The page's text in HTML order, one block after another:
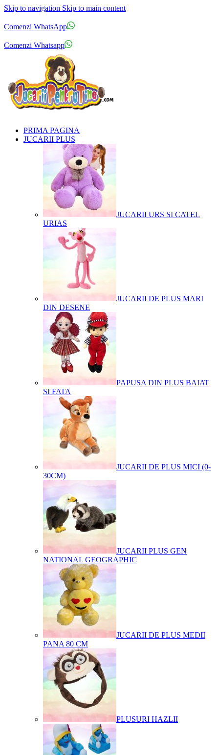
Skip to navigation Skip to main content
Comenzi WhatsApp
Comenzi Whatsapp
PRIMA PAGINA
JUCARII PLUS
JUCARII URS SI CATEL
URIAS
JUCARII DE PLUS MARI
DIN DESENE
PAPUSA DIN PLUS BAIAT
SI FATA
JUCARII DE PLUS MICI (0-
30CM)
JUCARII PLUS GEN
NATIONAL GEOGRAPHIC
JUCARII DE PLUS MEDII
PANA 80 CM
PLUSURI HAZLII